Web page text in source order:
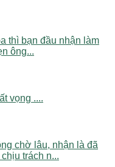
thì bạn đầu nhận làm
ông...
vọng ....
chờ lâu, nhận là đã
trách n...